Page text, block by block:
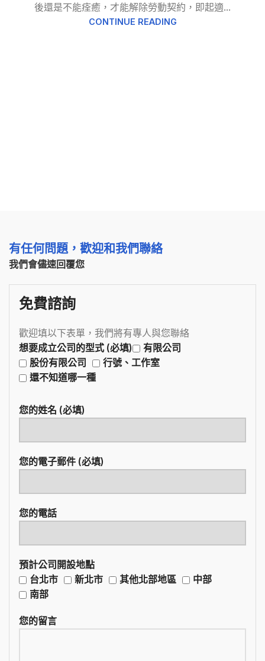
後還是不能痊癒，才能解除勞動契約，即起適...
CONTINUE READING
有任何問題，歡迎和我們聯絡
我們會儘速回覆您
免費諮詢
歡迎填以下表單，我們將有專人與您聯絡
想要成立公司的型式 (必填)
有限公司
股份有限公司
行號、工作室
還不知道哪一種
您的姓名 (必填)
您的電子郵件 (必填)
您的電話
預計公司開設地點
台北市
新北市 其他北部地區
中部
南部
您的留言